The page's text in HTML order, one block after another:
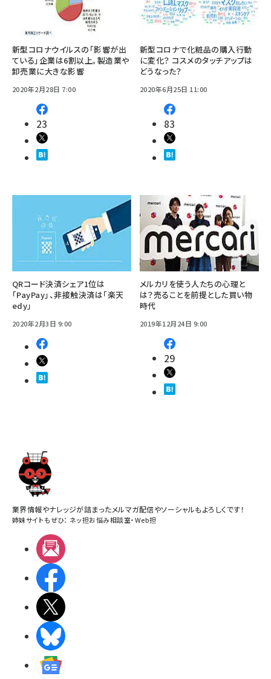
新型コロナウイルスの「影響が出
ている」企業は6割以上。製造業や
卸売業に大きな影響
2020年2月28日 7:00
23
新型コロナで化粧品の購入行動
に変化？ コスメのタッチアップは
どうなった？
2020年6月25日 11:00
83
QRコード決済シェア1位は
「PayPay」、非接触決済は「楽天
edy」
2020年2月3日 9:00
メルカリを使う人たちの心理と
は？売ることを前提とした買い物
時代
2019年12月24日 9:00
29
業界情報やナレッジが詰まったメルマガ配信やソーシャルもよろしくです！
姉妹サイトもぜひ： ネッ担お悩み相談室・Web担